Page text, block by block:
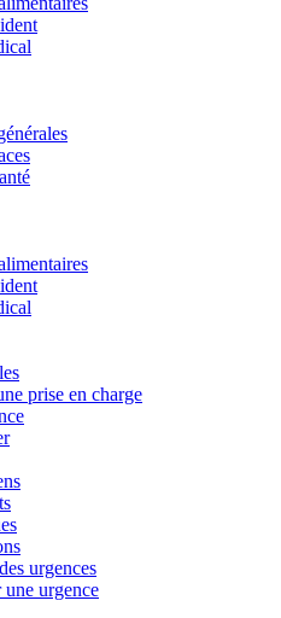
prise en charge
urgences
urgence